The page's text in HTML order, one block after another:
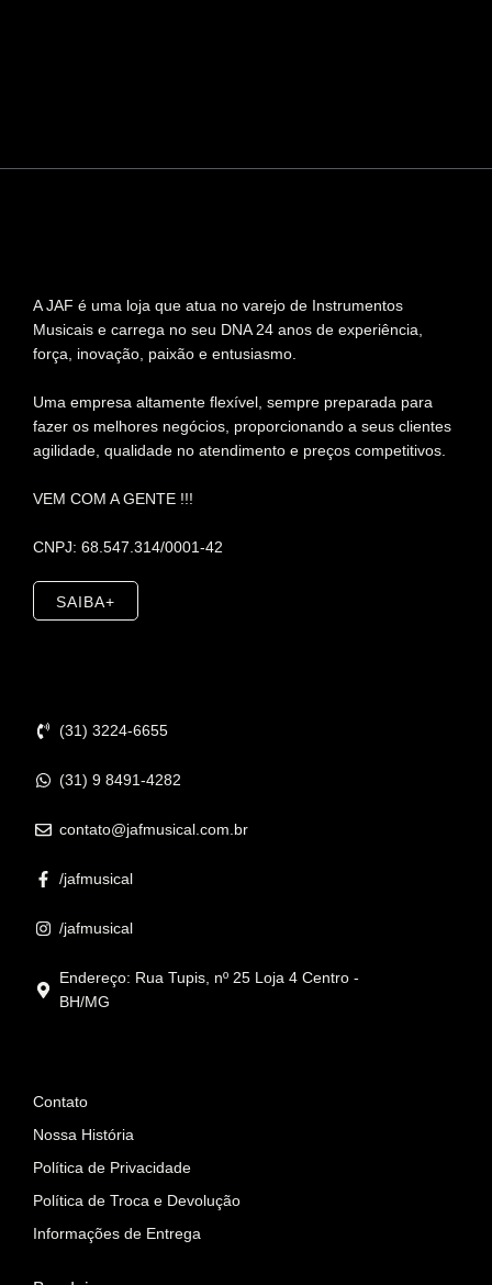
A JAF é uma loja que atua no varejo de Instrumentos
Musicais e carrega no seu DNA 24 anos de experiência,
força, inovação, paixão e entusiasmo.
Uma empresa altamente flexível, sempre preparada para
fazer os melhores negócios, proporcionando a seus clientes
agilidade, qualidade no atendimento e preços competitivos.
VEM COM A GENTE !!!
CNPJ: 68.547.314/0001-42
SAIBA+
(31) 3224-6655
(31) 9 8491-4282
contato@jafmusical.com.br
/jafmusical
/jafmusical
Endereço: Rua Tupis, nº 25 Loja 4 Centro -
BH/MG
Contato
Nossa História
Política de Privacidade
Política de Troca e Devolução
Informações de Entrega